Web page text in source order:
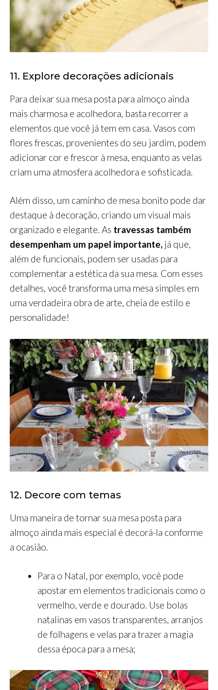
11. Explore decorações adicionais
Para deixar sua mesa posta para almoço ainda
mais charmosa e acolhedora, basta recorrer a
elementos que você já tem em casa. Vasos com
flores frescas, provenientes do seu jardim, podem
adicionar cor e frescor à mesa, enquanto as velas
criam uma atmosfera acolhedora e sofisticada.
Além disso, um caminho de mesa bonito pode dar
destaque à decoração, criando um visual mais
organizado e elegante. As travessas também
desempenham um papel importante, já que,
além de funcionais, podem ser usadas para
complementar a estética da sua mesa. Com esses
detalhes, você transforma uma mesa simples em
uma verdadeira obra de arte, cheia de estilo e
personalidade!
12. Decore com temas
Uma maneira de tornar sua mesa posta para
almoço ainda mais especial é decorá-la conforme
a ocasião.
Para o Natal, por exemplo, você pode
apostar em elementos tradicionais como o
vermelho, verde e dourado. Use bolas
natalinas em vasos transparentes, arranjos
de folhagens e velas para trazer a magia
dessa época para a mesa;